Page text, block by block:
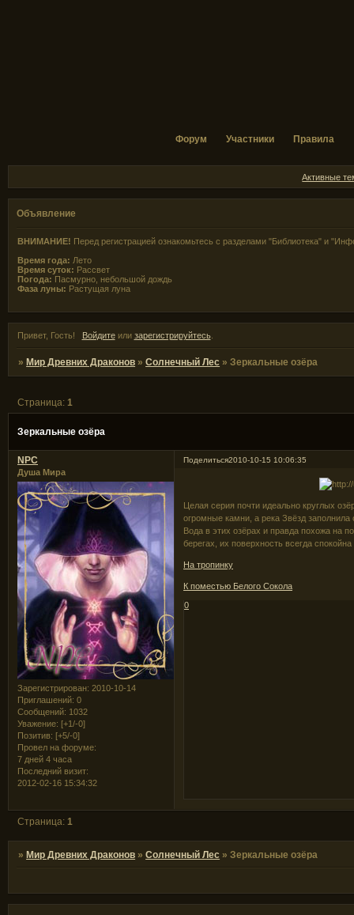
Форум Участники Правила
Активные
Объявление
ВНИМАНИЕ! Перед регистрацией ознакомьтесь с разделами "Библиотека" и
Время года: Лето
Время суток: Рассвет
Погода: Пасмурно, небольшой дождь
Фаза луны: Растущая луна
Привет, Гость! Войдитеили зарегистрируйтесь.
»Мир Древних Драконов »Солнечный Лес »Зеркальные озёра
Зеркальные озёра
Страница:1
Поделиться2010-10-15 10:06:35
NPC
Душа Мира
Зарегистрирован: 2010-10-14
Приглашений: 0
Сообщений: 1032
Уважение: [+1/-0]
Позитив: [+5/-0]
Провел на форуме:
7 дней 4 часа
Последний визит:
2012-02-16 15:34:32
Целая серия почти идеально круглых
огромные камни, а река Звёзд
Вода в этих озёрах и правда похожа на
берегах, их поверхность всегда
На тропинку
К поместью Белого Сокола
0
Страница:1
» Мир Древних Драконов »Солнечный Лес »Зеркальные озёра